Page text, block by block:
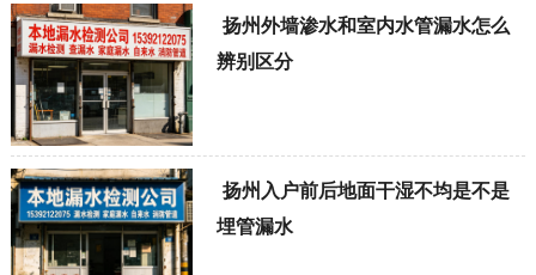
扬州外墙渗水和室内水管漏水怎么
辨别区分
扬州入户前后地面干湿不均是不是
埋管漏水